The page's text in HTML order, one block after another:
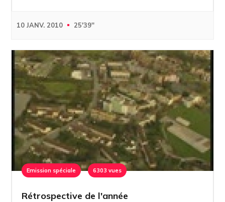
10 JANV. 2010 25'39''
Emission spéciale 6303 vues
Rétrospective de l'année